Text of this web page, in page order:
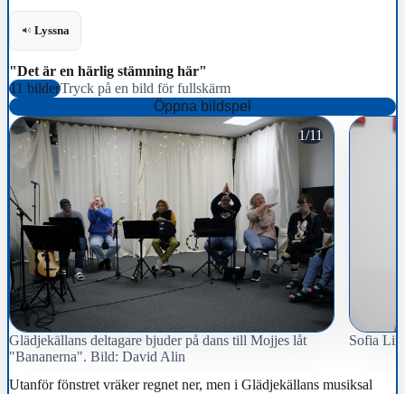
Lyssna
"Det är en härlig stämning här"
11 bilderTryck på en bild för fullskärm
Öppna bildspel
1/11
Glädjekällans deltagare bjuder på dans till Mojjes låt
"Bananerna". Bild: David Alin
Sofia
Utanför fönstret vräker regnet ner, men i Glädjekällans musiksal